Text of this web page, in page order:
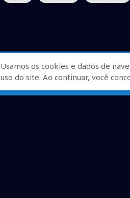
Usamos os cookies e dados de
uso do site. Ao continuar, você